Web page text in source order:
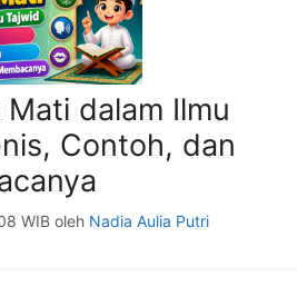
dalam Ilmu
Contoh, dan
WIB oleh Nadia Aulia Putri